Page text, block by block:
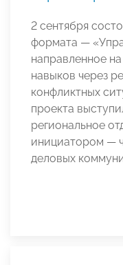
2 сентября
формата —
направленное
навыков через
конфликтных
проекта
региональное
инициатором —
деловых